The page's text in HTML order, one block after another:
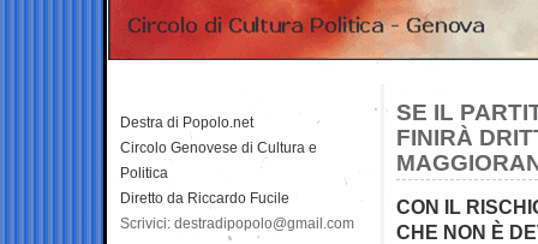
SE IL
FINIRÀ
CON IL
CHE NON È
Destra di Popolo.net
Circolo Genovese di Cultura e
Politica
Diretto da Riccardo Fucile
Scrivici: destradipopolo@gmail.com